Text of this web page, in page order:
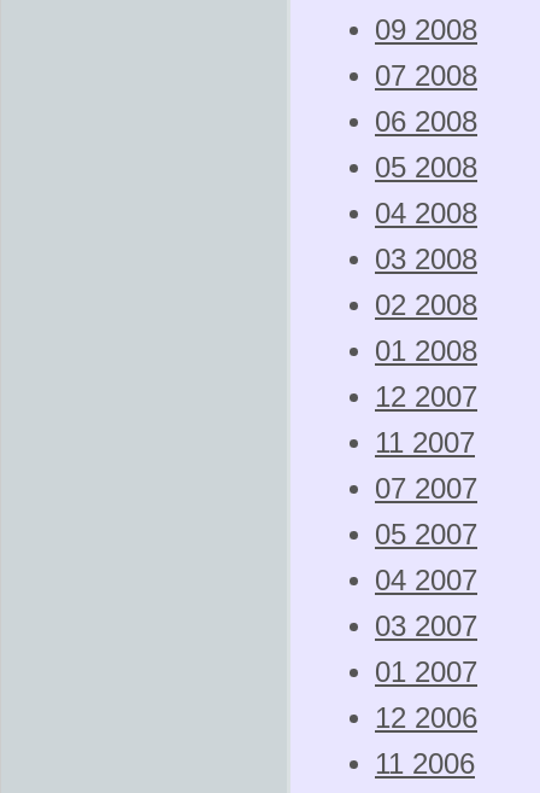
09 2008
07 2008
06 2008
05 2008
04 2008
03 2008
02 2008
01 2008
12 2007
11 2007
07 2007
05 2007
04 2007
03 2007
01 2007
12 2006
11 2006